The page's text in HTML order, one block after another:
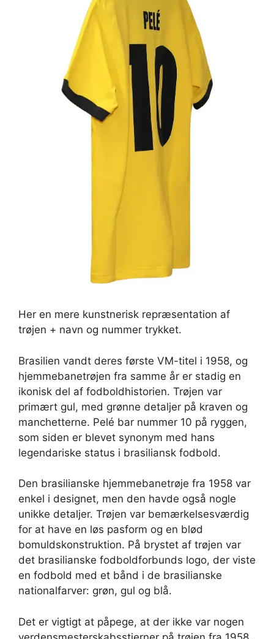
Her en mere kunstnerisk repræsentation af
trøjen + navn og nummer trykket.
Brasilien vandt deres første VM-titel i 1958, og
hjemmebanetrøjen fra samme år er stadig en
ikonisk del af fodboldhistorien. Trøjen var
primært gul, med grønne detaljer på kraven og
manchetterne. Pelé bar nummer 10 på ryggen,
som siden er blevet synonym med hans
legendariske status i brasiliansk fodbold.
Den brasilianske hjemmebanetrøje fra 1958 var
enkel i designet, men den havde også nogle
unikke detaljer. Trøjen var bemærkelsesværdig
for at have en løs pasform og en blød
bomuldskonstruktion. På brystet af trøjen var
det brasilianske fodboldforbunds logo, der viste
en fodbold med et bånd i de brasilianske
nationalfarver: grøn, gul og blå.
Det er vigtigt at påpege, at der ikke var nogen